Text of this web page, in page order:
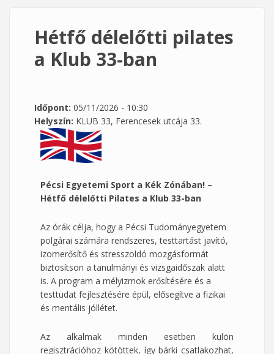
Hétfő délelőtti pilates
a Klub 33-ban
Időpont: 05/11/2026 - 10:30
Helyszín: KLUB 33, Ferencesek utcája 33.
Pécsi Egyetemi Sport a Kék Zónában! –
Hétfő délelőtti Pilates a Klub 33-ban
Az órák célja, hogy a Pécsi Tudományegyetem
polgárai számára rendszeres, testtartást javító,
izomerősítő és stresszoldó mozgásformát
biztosítson a tanulmányi és vizsgaidőszak alatt
is. A program a mélyizmok erősítésére és a
testtudat fejlesztésére épül, elősegítve a fizikai
és mentális jóllétet.
Az alkalmak minden esetben külön
regisztrációhoz kötöttek, így bárki csatlakozhat,